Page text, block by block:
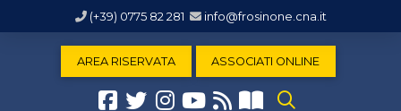
(+39) 0775 82 281 info@frosinone.cna.it
AREA RISERVATA ASSOCIATI ONLINE